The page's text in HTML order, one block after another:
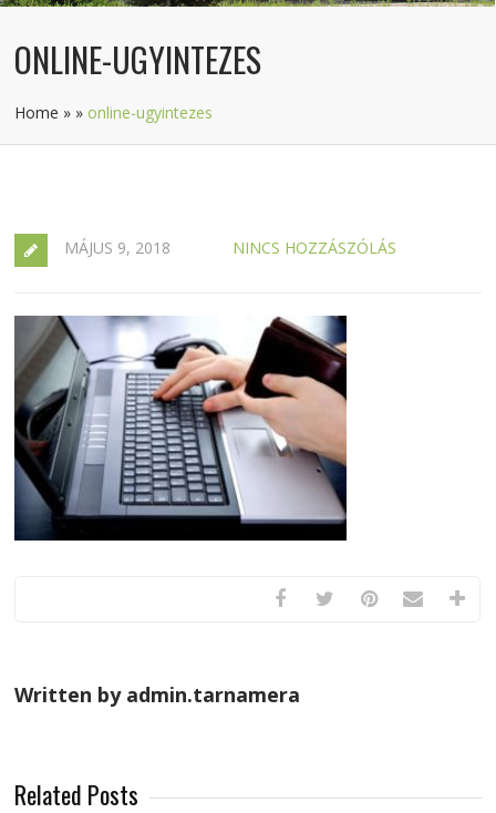
ONLINE-UGYINTEZES
Home » » online-ugyintezes
MÁJUS 9, 2018 NINCS HOZZÁSZÓLÁS
Written by admin.tarnamera
Related Posts